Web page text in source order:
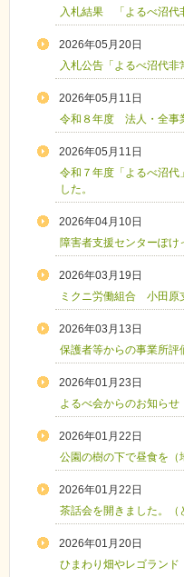
入札結果 「よるべ沼代
2026年05月20日
入札公告「よるべ沼代非
2026年05月11日
令和８年度 法人・全事
2026年05月11日
令和７年度「よるべ沼
した。
2026年04月10日
障害者支援センターぽけ
2026年03月19日
ミクニ労働組合 小田原
2026年03月13日
保護者等からの事業所評
2026年01月23日
よるべ会からのお知らせ
2026年01月22日
公園の樹の下で昼食を（
2026年01月22日
茶話会を開きました。（
2026年01月20日
ひまわり畑やレゴラン